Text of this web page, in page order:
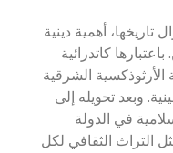
تاريخها، أهمية دينية
كاتدرائية
الشرقية
وبعد تحويله إلى
في الدولة
التراث الثقافي لكل